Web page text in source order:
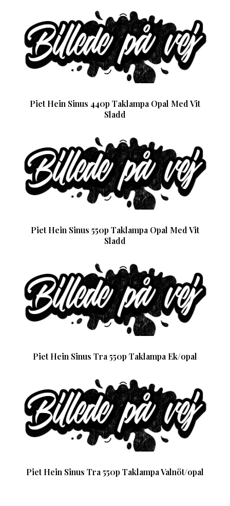
Piet Hein Sinus 440p Taklampa Opal Med Vit
Sladd
Piet Hein Sinus 550p Taklampa Opal Med Vit
Sladd
Piet Hein Sinus Tra 550p Taklampa Ek/opal
Piet Hein Sinus Tra 550p Taklampa Valnöt/opal